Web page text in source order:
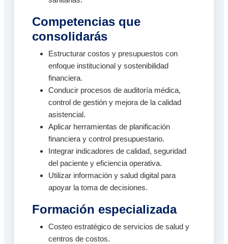
Competencias que
consolidarás
Estructurar costos y presupuestos con
enfoque institucional y sostenibilidad
financiera.
Conducir procesos de auditoría médica,
control de gestión y mejora de la calidad
asistencial.
Aplicar herramientas de planificación
financiera y control presupuestario.
Integrar indicadores de calidad, seguridad
del paciente y eficiencia operativa.
Utilizar información y salud digital para
apoyar la toma de decisiones.
Formación especializada
Costeo estratégico de servicios de salud y
centros de costos.